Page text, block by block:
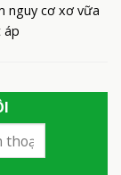
nguy cơ xơ vữa
áp